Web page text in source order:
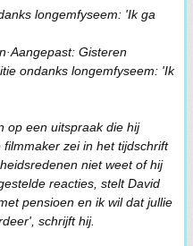
longemfyseem: 'Ik ga
Gisteren
ondanks longemfyseem: 'Ik
op een uitspraak die hij
zei in het tijdschrift
niet weet of hij
reacties, stelt David
pensioen en ik wil dat jullie
schrijft hij.